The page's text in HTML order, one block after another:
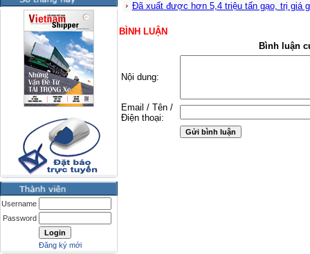
Username
Password
Đăng ký mới
Đã xuất được hơn 5,4 triệu tấn gạo, trị giá
BÌNH LUẬN
Bình luận
Nội dung:
Email / Tên /
Điện thoại: